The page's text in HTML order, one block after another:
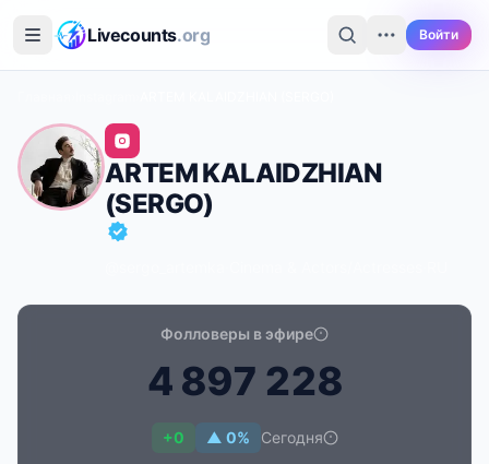
Livecounts.org Войти
ARTEM KALAIDZHIAN
(SERGO)
Фолловеры в эфире
4 897 228
+0 ▲ 0% Сегодня